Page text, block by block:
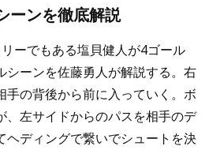
ーンを徹底解説
ーでもある塩貝健人が4ゴール
シーンを佐藤勇人が解説する。右
手の背後から前に入っていく。ボ
、左サイドからのパスを相手のデ
ヘディングで繋いでシュートを決